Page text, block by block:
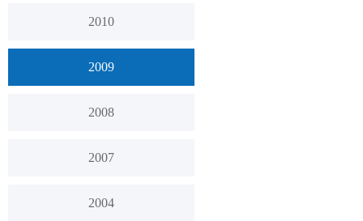
2010
2009
2008
2007
2004